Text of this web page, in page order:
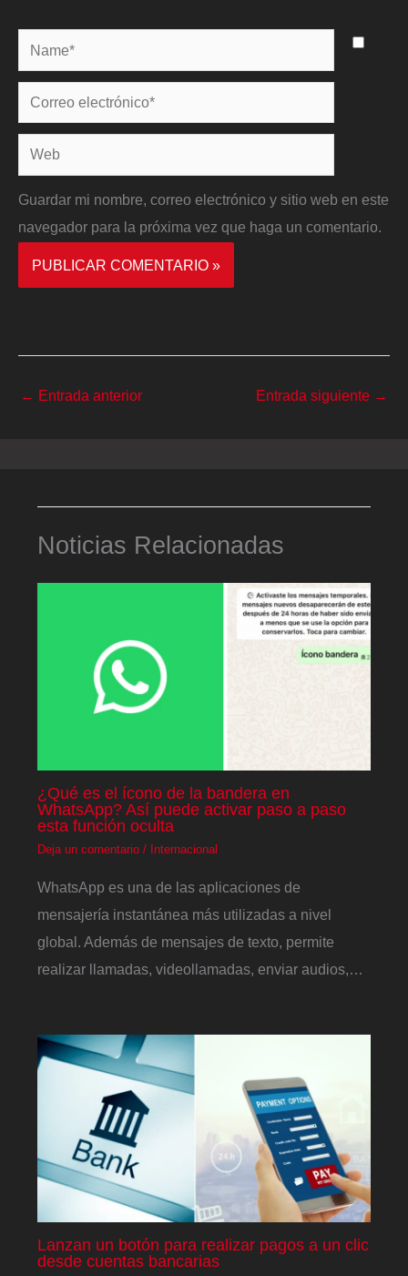
Name*
Correo
electrónico*
Web
Guardar mi nombre, correo electrónico y sitio web en este
navegador para la próxima vez que haga un comentario.
← Entrada anterior Entrada siguiente →
Noticias Relacionadas
¿Qué es el ícono de la bandera en
WhatsApp? Así puede activar paso a paso
esta función oculta
Deja un comentario / Internacional
WhatsApp es una de las aplicaciones de
mensajería instantánea más utilizadas a nivel
global. Además de mensajes de texto, permite
realizar llamadas, videollamadas, enviar audios,…
Lanzan un botón para realizar pagos a un clic
desde cuentas bancarias